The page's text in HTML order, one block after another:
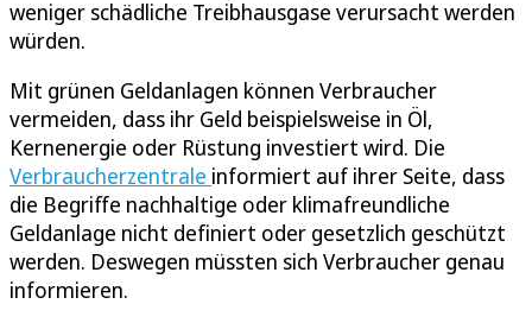
weniger schädliche Treibhausgase verursacht werden
würden.
Mit grünen Geldanlagen können Verbraucher
vermeiden, dass ihr Geld beispielsweise in Öl,
Kernenergie oder Rüstung investiert wird. Die
Verbraucherzentrale informiert auf ihrer Seite, dass
die Begriffe nachhaltige oder klimafreundliche
Geldanlage nicht definiert oder gesetzlich geschützt
werden. Deswegen müssten sich Verbraucher genau
informieren.